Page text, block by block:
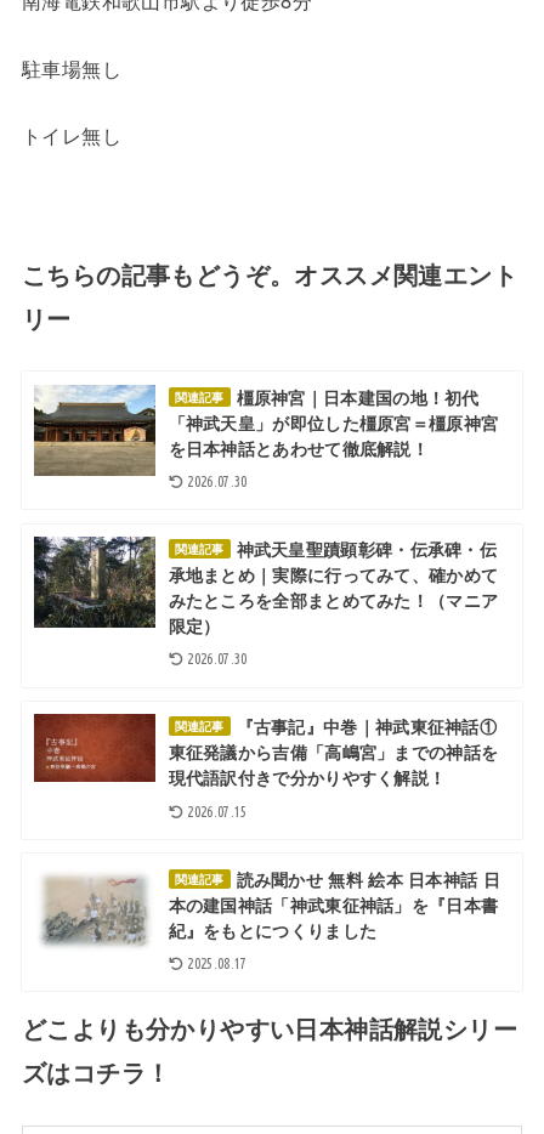
駐車場無し
トイレ無し
こちらの記事もどうぞ。オススメ関連エント
リー
関連記事
橿原神宮｜日本建国の地！初代
「神武天皇」が即位した橿原宮＝橿原神宮
を日本神話とあわせて徹底解説！
2026.07.30
関連記事
神武天皇聖蹟顕彰碑・伝承碑・伝
承地まとめ｜実際に行ってみて、確かめて
みたところを全部まとめてみた！（マニア
限定）
2026.07.30
関連記事
『古事記』中巻｜神武東征神話①
東征発議から吉備「高嶋宮」までの神話を
現代語訳付きで分かりやすく解説！
2026.07.15
関連記事
読み聞かせ 無料 絵本 日本神話 日
本の建国神話「神武東征神話」を『日本書
紀』をもとにつくりました
2025.08.17
どこよりも分かりやすい日本神話解説シリー
ズはコチラ！